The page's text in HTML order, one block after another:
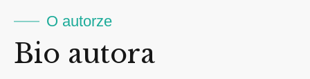
O autorze
Bio autora